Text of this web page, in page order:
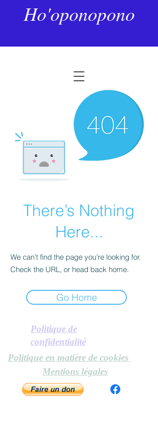
Ho'oponopono
There’s Nothing
Here...
We can’t find the page you’re looking for.
Check the URL, or head back home.
Go Home
Politique de
confidentialité
Politique en matière de cookies
Mentions légales